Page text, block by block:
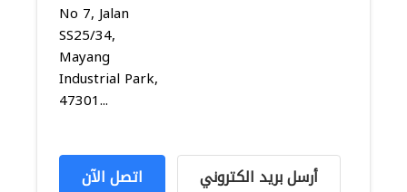
No 7, Jalan
SS25/34,
Mayang
Industrial Park,
47301...
اتصل الآن أرسل بريد الكتروني